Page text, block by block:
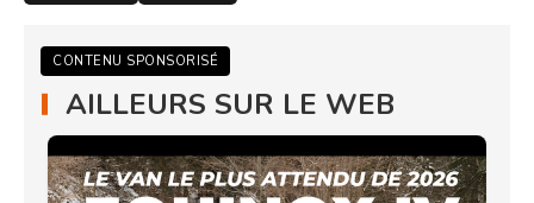
CONTENU SPONSORISÉ
AILLEURS SUR LE WEB